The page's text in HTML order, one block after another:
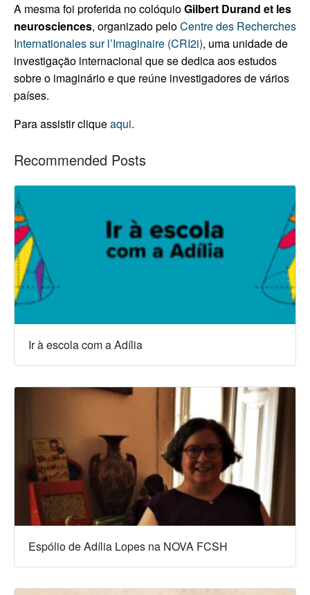
A mesma foi proferida no colóquioGilbert Durand et les
neurosciences, organizado peloCentre des Recherches
Internationales sur l’Imaginaire (CRI2i), uma unidade de
investigação internacional que se dedica aos estudos
sobre o imaginário e que reúne investigadores de vários
países.
Para assistir cliqueaqui.
Recommended Posts
Ir à escola com a Adília
Espólio de Adília Lopes na NOVA FCSH